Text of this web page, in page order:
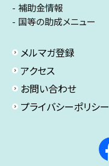
補助金情報
国等の助成メニュー
メルマガ登録
アクセス
お問い合わせ
プライバシーポリシー